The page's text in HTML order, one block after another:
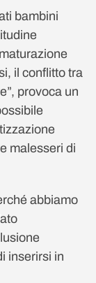
bambini
il conflitto tra
provoca un
malesseri di
abbiamo
inserirsi in